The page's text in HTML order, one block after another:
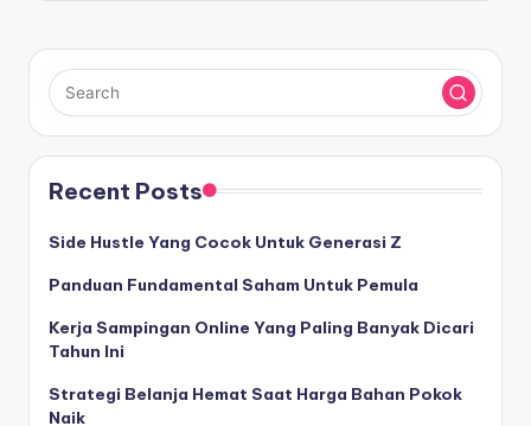
Recent Posts
Side Hustle Yang Cocok Untuk Generasi Z
Panduan Fundamental Saham Untuk Pemula
Kerja Sampingan Online Yang Paling Banyak Dicari
Tahun Ini
Strategi Belanja Hemat Saat Harga Bahan Pokok
Naik